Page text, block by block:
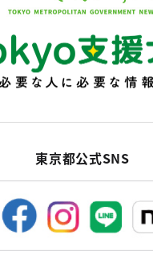
東京都公式SNS